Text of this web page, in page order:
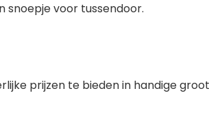
snoepje voor tussendoor.
prijzen te bieden in handige